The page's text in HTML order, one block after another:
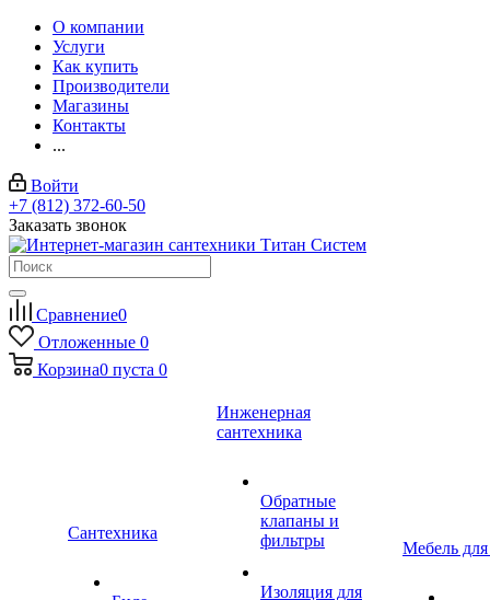
О компании
Услуги
Как купить
Производители
Магазины
Контакты
...
Войти
+7 (812) 372-60-50
Заказать звонок
Сравнение0
Отложенные 0
Корзина0 пуста 0
Сантехника
Инженерная
сантехника
Обратные
клапаны и
фильтры
Изоляция для
Мебель